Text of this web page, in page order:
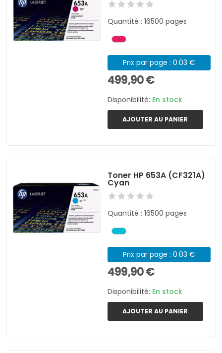
Quantité : 16500 pages
Prix par page : 0.03 €
499,90 €
Disponibilité: En stock
AJOUTER AU PANIER
Toner HP 653A (CF321A)
Cyan
Quantité : 16500 pages
Prix par page : 0.03 €
499,90 €
Disponibilité: En stock
AJOUTER AU PANIER